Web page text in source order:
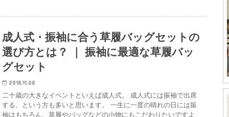
成人式・振袖に合う草履バッグセットの
選び方とは？ ｜ 振袖に最適な草履バッ
グセット
2018.11.08
二十歳の大きなイベントといえば成人式。 成人式には振袖で出席
する、という方も多いと思います。 一生に一度の晴れの日には振
袖はもちろん、草履やバッグなどの小物にもこだわりたいですよ